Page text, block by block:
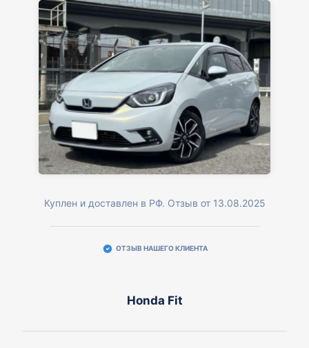
Куплен и доставлен в РФ. Отзыв от 13.08.2025
ОТЗЫВ НАШЕГО КЛИЕНТА
Honda Fit